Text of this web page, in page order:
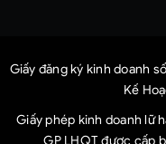
Giấy đăng ký kinh doanh
Kế
Giấy phép kinh doanh lữ
GP LHQT được cấp